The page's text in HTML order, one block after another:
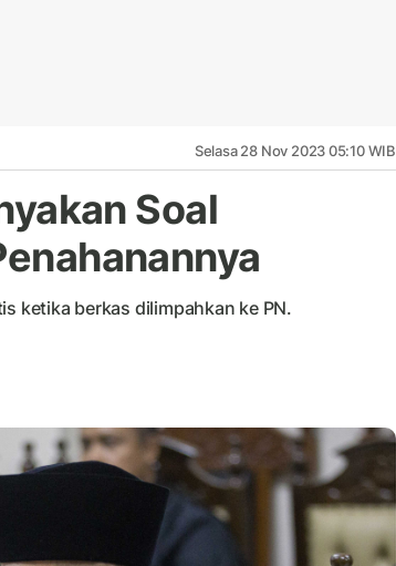
Selasa 28 Nov 2023 05:10 WIB
Soal
ketika berkas dilimpahkan ke PN.